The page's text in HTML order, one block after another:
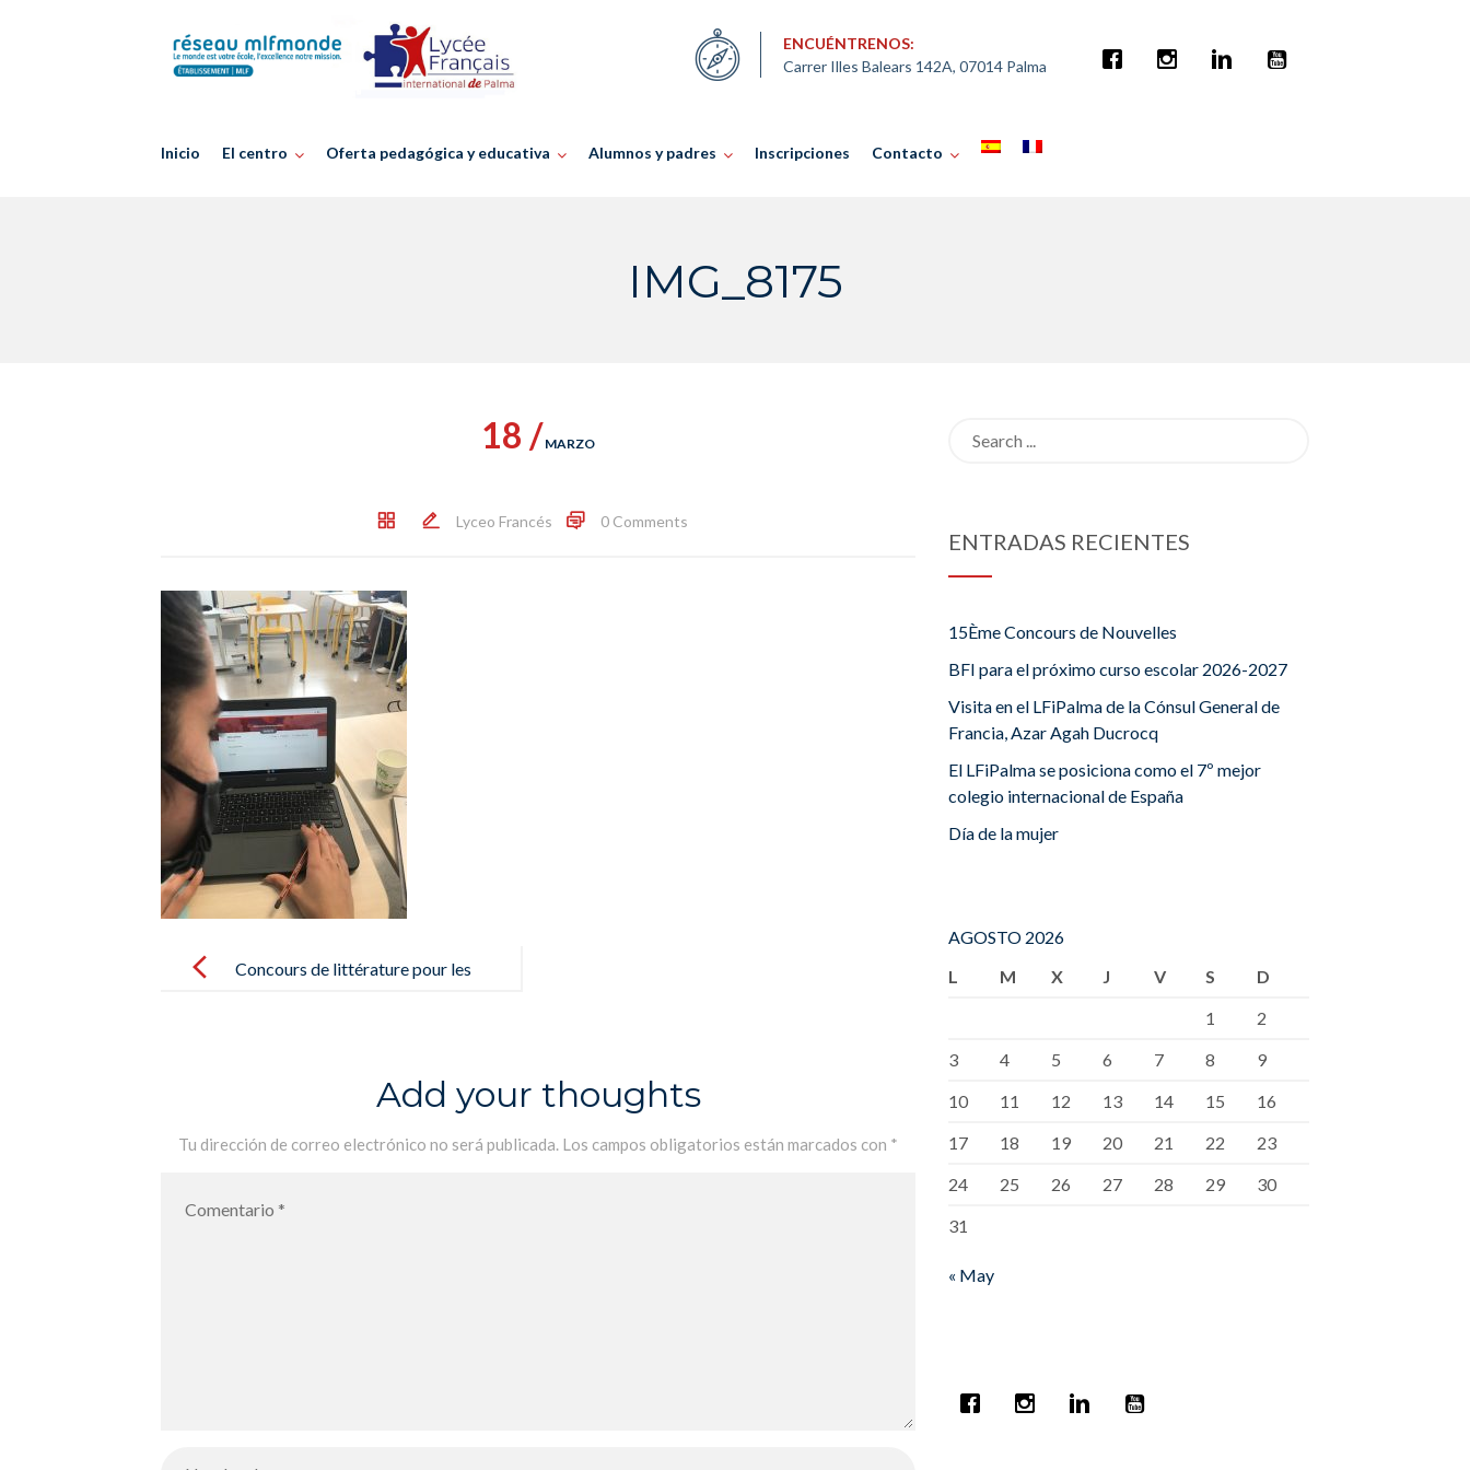
ENCUÉNTRENOS:
Carrer Illes Balears 142A, 07014 Palma
Inicio El centro Oferta pedagógica y educativa Alumnos y padres Inscripciones Contacto
IMG_8175
18 / MARZO
Lyceo Francés 0 Comments
navigationConcours de littérature pour les
Add your thoughts
Tu dirección de correo electrónico no será publicada. Los campos obligatorios están marcados con *
ENTRADAS RECIENTES
15Ème Concours de Nouvelles
BFI para el próximo curso escolar 2026-2027
Visita en el LFiPalma de la Cónsul General de
Francia, Azar Agah Ducrocq
El LFiPalma se posiciona como el 7º mejor
colegio internacional de España
Día de la mujer
AGOSTO 2026
L
M X J V S
D
1
2
3
4 5 6 7 8
9
10
11 12 13 14 15
16
17
18 19 20 21 22
23
24
25 26 27 28 29
30
31
« May